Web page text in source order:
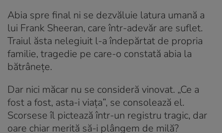
Abia spre final ni se dezvăluie latura umană a
lui Frank Sheeran, care într-adevăr are suflet.
Traiul ăsta nelegiuit l-a îndepărtat de propria
familie, tragedie pe care-o constată abia la
bătrânețe.
Dar nici măcar nu se consideră vinovat. „Ce a
fost a fost, asta-i viața”, se consolează el.
Scorsese îl pictează într-un registru tragic, dar
oare chiar merită să-i plângem de milă?